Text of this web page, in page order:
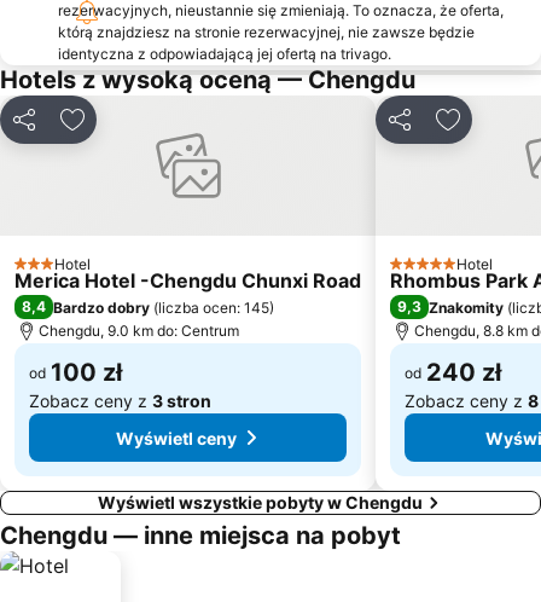
rezerwacyjnych, nieustannie się zmieniają. To oznacza, że oferta,
którą znajdziesz na stronie rezerwacyjnej, nie zawsze będzie
identyczna z odpowiadającą jej ofertą na trivago.
Hotels z wysoką oceną — Chengdu
UdostępnijDodaj do ulubionych
3 Kategoria
Hotel
Merica Hotel -Chengdu Chunxi Road
8,4 Bardzo dobry (liczba ocen: 145)
Chengdu, 9.0 km do: Centrum
od 100 zł
Zobacz ceny z 3 stron
Wyświetl ceny
UdostępnijDodaj do
5 Kategoria
Hotel
Rhombus Park
9,3 Znakomity (
Chengdu, 8.8 km
od 240 zł
Zobacz ceny z
Wyświetl wszystkie pobyty w Chengdu
Chengdu — inne miejsca na pobyt